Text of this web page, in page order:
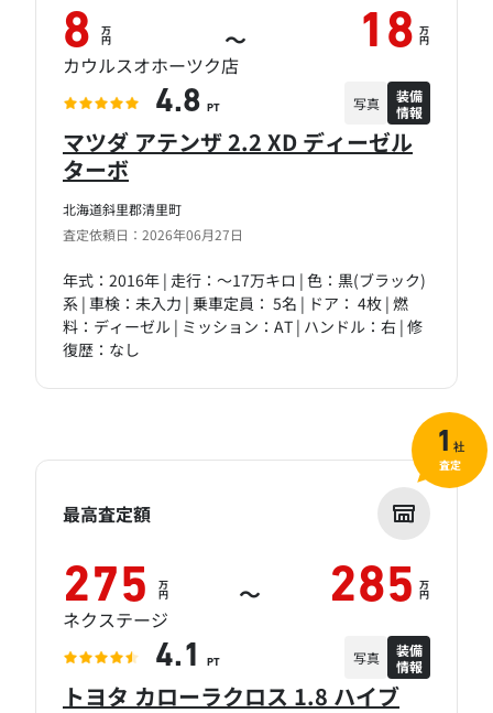
北海道斜里郡清里町
査定依頼日：2026年06月27日
マツダ アテンザ 2.2 XD ディーゼル
ターボ
年式：2016年 | 走行：～17万キロ | 色：黒(ブラック)
系 | 車検：未入力 | 乗車定員： 5名 | ドア： 4枚 | 燃
料：ディーゼル | ミッション：AT | ハンドル：右 | 修
復歴：なし
8 万
円 ～ 18 万
円
カウルスオホーツク店
4.8 PT 写真
装備
情報
トヨタ カローラクロス 1.8 ハイブ
最高査定額
275 万
円 ～ 285 万
円
ネクステージ
4.1 PT 写真
装備
情報
1 社
査定